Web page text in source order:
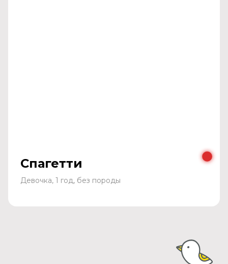
Спагетти
Девочка, 1 год, без породы